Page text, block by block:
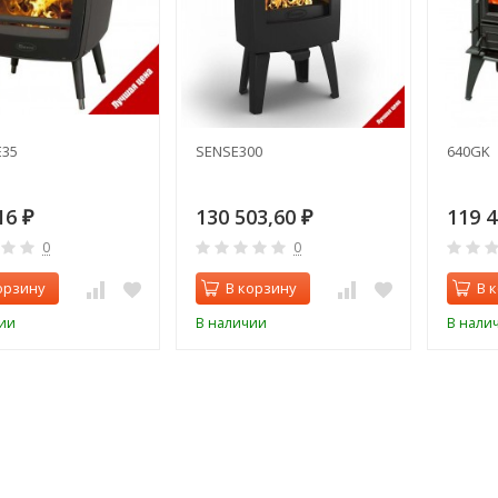
₽
0
SENSE300
130 503,60 ₽
0
В корзину
В наличии
640GK
119
В
В